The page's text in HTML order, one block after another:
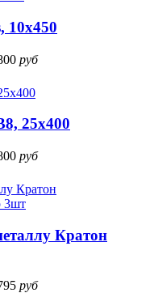
10х450
руб
25x400
руб
Кратон
руб